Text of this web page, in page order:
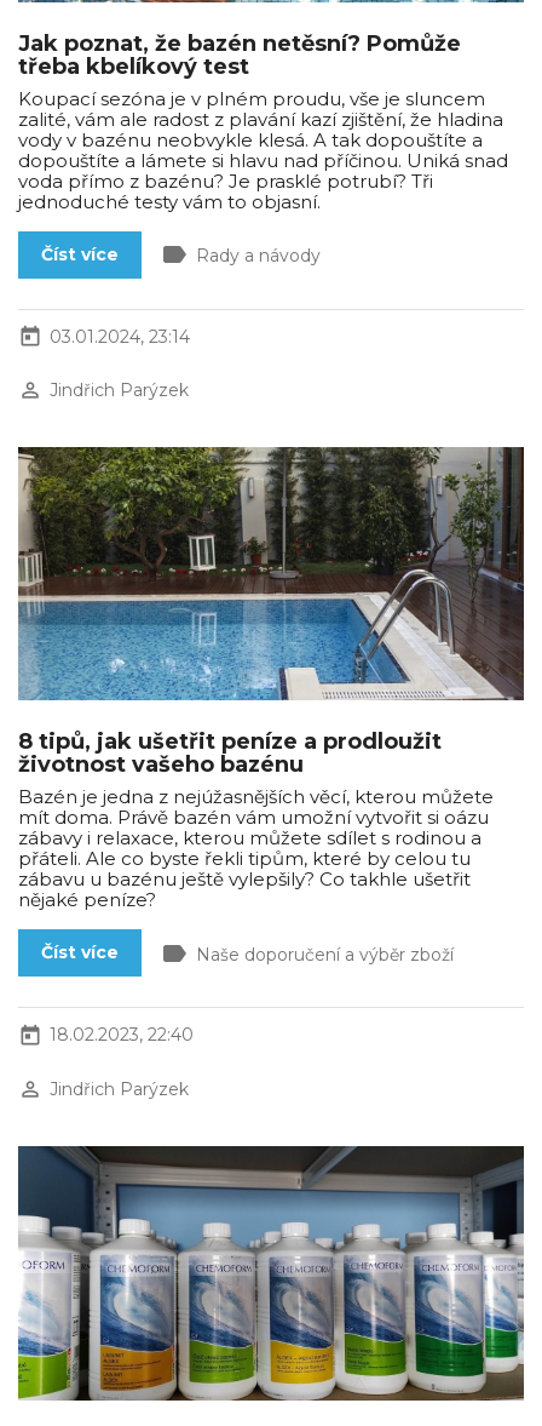
Jak poznat, že bazén netěsní? Pomůže
třeba kbelíkový test
Koupací sezóna je v plném proudu, vše je sluncem
zalité, vám ale radost z plavání kazí zjištění, že hladina
vody v bazénu neobvykle klesá. A tak dopouštíte a
dopouštíte a lámete si hlavu nad příčinou. Uniká snad
voda přímo z bazénu? Je prasklé potrubí? Tři
jednoduché testy vám to objasní.
Číst více label Rady a návody
today 03.01.2024, 23:14
perm_identity Jindřich Parýzek
8 tipů, jak ušetřit peníze a prodloužit
životnost vašeho bazénu
Bazén je jedna z nejúžasnějších věcí, kterou můžete
mít doma. Právě bazén vám umožní vytvořit si oázu
zábavy i relaxace, kterou můžete sdílet s rodinou a
přáteli. Ale co byste řekli tipům, které by celou tu
zábavu u bazénu ještě vylepšily? Co takhle ušetřit
nějaké peníze?
Číst více label Naše doporučení a výběr zboží
today 18.02.2023, 22:40
perm_identity Jindřich Parýzek